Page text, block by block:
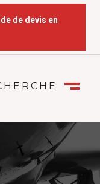
de devis en